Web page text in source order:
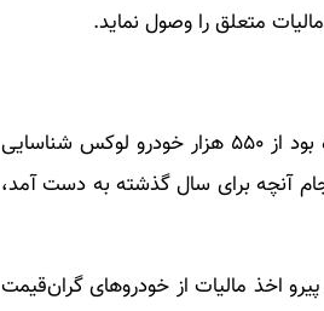
متعلق را وصول نماید.
در حالی که سال گذشته داود منظور رئیس سازمان امور مالیاتی پیش بینی کرده بود از ۵۵۰ هزار خودرو لوکس شناسایی
شود، سرانجام آنچه برای سال گذشته به دست آمد،
اخذ مالیات از خودرو‌های گران‌قیمت